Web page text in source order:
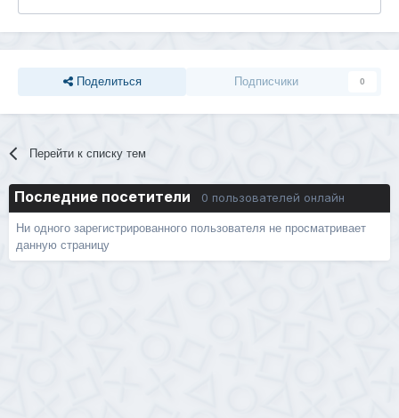
Поделиться Подписчики 0
Перейти к списку тем
Последние посетители 0 пользователей онлайн
Ни одного зарегистрированного пользователя не просматривает
данную страницу